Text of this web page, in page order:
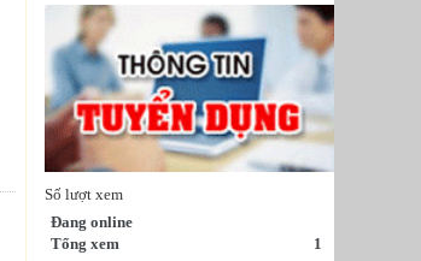
Số lượt xem
Đang online
Tổng xem
1